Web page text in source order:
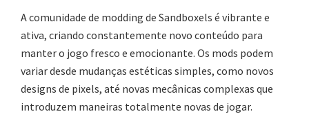
A comunidade de modding de Sandboxels é vibrante e
ativa, criando constantemente novo conteúdo para
manter o jogo fresco e emocionante. Os mods podem
variar desde mudanças estéticas simples, como novos
designs de pixels, até novas mecânicas complexas que
introduzem maneiras totalmente novas de jogar.